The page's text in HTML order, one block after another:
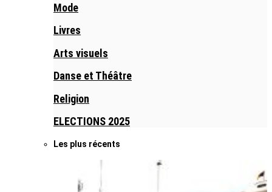
Mode
Livres
Arts visuels
Danse et Théâtre
Religion
ELECTIONS 2025
Les plus récents